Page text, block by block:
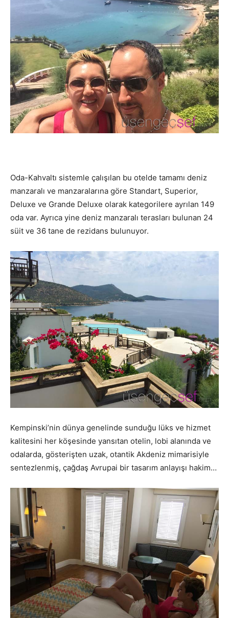
Oda-Kahvaltı sistemle çalışılan bu otelde tamamı deniz
manzaralı ve manzaralarına göre Standart, Superior,
Deluxe ve Grande Deluxe olarak kategorilere ayrılan 149
oda var. Ayrıca yine deniz manzaralı terasları bulunan 24
süit ve 36 tane de rezidans bulunuyor.
Kempinski’nin dünya genelinde sunduğu lüks ve hizmet
kalitesini her köşesinde yansıtan otelin, lobi alanında ve
odalarda, gösterişten uzak, otantik Akdeniz mimarisiyle
sentezlenmiş, çağdaş Avrupai bir tasarım anlayışı hakim…